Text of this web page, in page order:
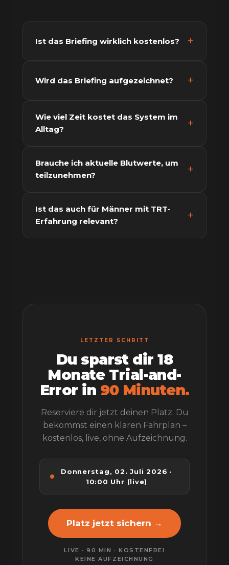
Ist das Briefing wirklich kostenlos?
Wird das Briefing aufgezeichnet?
Wie viel Zeit kostet das System im
Alltag?
Brauche ich aktuelle Blutwerte, um
teilzunehmen?
Ist das auch für Männer mit TRT-
Erfahrung relevant?
LETZTER SCHRITT
Du sparst dir 18
Monate Trial-and-
Error in 90 Minuten.
Reserviere dir jetzt deinen Platz. Du
bekommst einen klaren Fahrplan –
kostenlos, live, ohne Aufzeichnung.
Donnerstag, 02. Juli 2026 ·
10:00 Uhr (live)
Platz jetzt sichern →
LIVE · 90 MIN · KOSTENFREI
KEINE AUFZEICHNUNG